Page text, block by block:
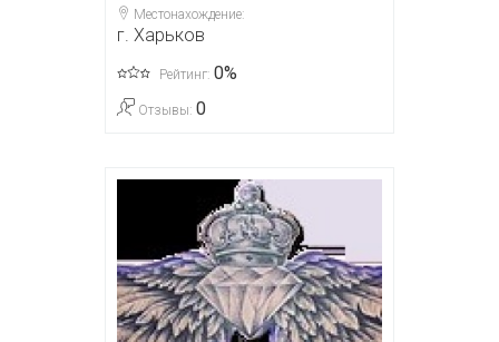
Местонахождение:
г. Харьков
Рейтинг: 0%
Отзывы: 0